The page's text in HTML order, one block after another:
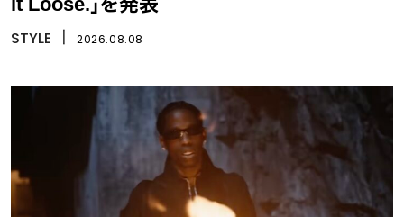
STYLE 2026.08.08